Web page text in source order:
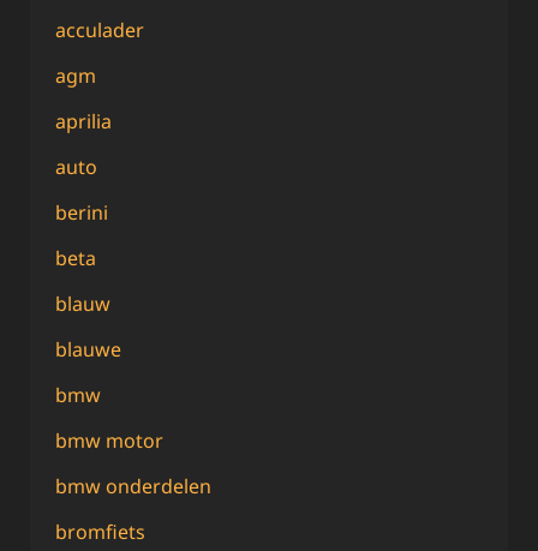
acculader
agm
aprilia
auto
berini
beta
blauw
blauwe
bmw
bmw motor
bmw onderdelen
bromfiets